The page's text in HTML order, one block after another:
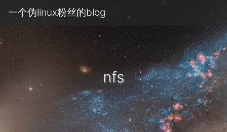
一个伪linux粉丝的blog
nfs